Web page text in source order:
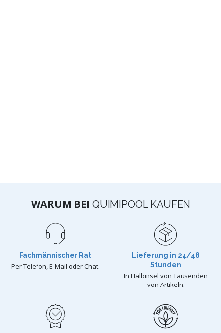
WARUM BEI QUIMIPOOL KAUFEN
Fachmännischer Rat
Per Telefon, E-Mail oder Chat.
Lieferung in 24/48
Stunden
In Halbinsel von Tausenden
von Artikeln.